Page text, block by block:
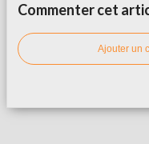
Commenter cet
Ajouter un